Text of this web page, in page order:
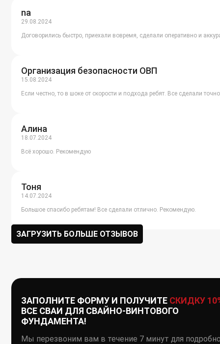
na
29.08.2024
Договорились быстро, приехали вовремя, сделали оперативно и
Организация безопасности ОВП
15.08.2024
Если честно, то в шоке от скорости и подхода ребят. Все сделали
Алина
18.07.2024
Всё хорошо. Рекомендую
Тоня
14.07.2024
Большое спасибо ребятам! Все сделали отлично. Рекомендую.
ЗАГРУЗИТЬ БОЛЬШЕ ОТЗЫВОВ
ЗАПОЛНИТЕ ФОРМУ И ПОЛУЧИТЕ СКИДКУ
ВСЕ СВАИ ДЛЯ СВАЙНО-ВИНТОВОГО
ФУНДАМЕНТА!
Мы перезвоним вам в течение 7 минут для